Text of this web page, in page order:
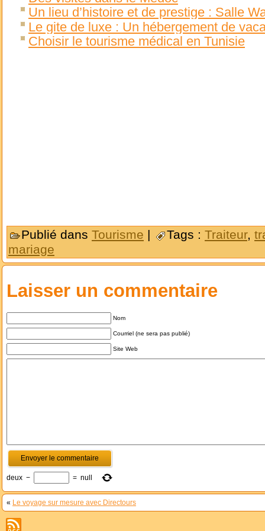
Un lieu d’histoire et de prestige : Salle
Le gite de luxe : Un hébergement de
Choisir le tourisme médical en Tunisie
Publié dans Tourisme | Tags : Traiteur,
mariage
Laisser un commentaire
Nom
Courriel (ne sera pas publié)
Site Web
deux − = null
« Le voyage sur mesure avec Directours